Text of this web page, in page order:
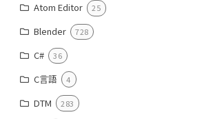
Atom Editor 25
Blender 728
C# 36
C言語 4
DTM 283